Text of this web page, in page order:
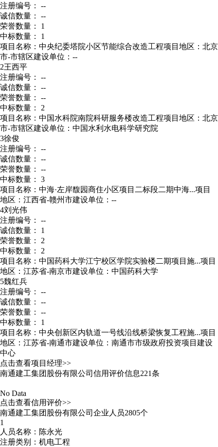
注册编号： --
诚信数量： --
荣誉数量： 1
中标数量： 1
项目名称：中央纪委塔院小区节能综合改造工程项目地区：北京
市-市辖区建设单位：--
2王西平
注册编号： --
诚信数量： --
荣誉数量： --
中标数量： 2
项目名称：中国水科院南院科研服务楼改造工程项目地区：北京
市-市辖区建设单位：中国水利水电科学研究院
3徐俊
注册编号： --
诚信数量： --
荣誉数量： --
中标数量： 3
项目名称：中海·左岸馥园商住小区项目二标段二期中海...项目
地区：江西省-赣州市建设单位：--
4刘光伟
注册编号： --
诚信数量： 1
荣誉数量： 2
中标数量： 2
项目名称：中国药科大学江宁校区学院实验楼二期项目施...项目
地区：江苏省-南京市建设单位：中国药科大学
5魏红兵
注册编号： --
诚信数量： --
荣誉数量： --
中标数量： 1
项目名称：中央创新区内轨道一号线沿线桥梁恢复工程施...项目
地区：江苏省-南通市建设单位：南通市市级政府投资项目建设
中心
点击查看项目经理>>
南通建工集团股份有限公司信用评价信息221条
No Data
点击查看信用评价>>
南通建工集团股份有限公司企业人员2805个
1
人员名称：陈永光
注册类别：机电工程